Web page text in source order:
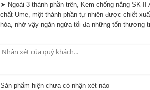
➤ Ngoài 3 thành phần trên, Kem chống nắng SK-
chất Ume, một thành phần tự nhiên được chiết
hóa, nhờ vậy ngăn ngừa tối đa những tổn thương
Sản phẩm hiện chưa có nhận xét nào